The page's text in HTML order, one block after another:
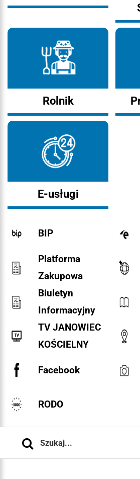
Rolnik
E-usługi
BIP
Platforma
Zakupowa
Biuletyn
Informacyjny
TV JANOWIEC
KOŚCIELNY
Facebook
RODO